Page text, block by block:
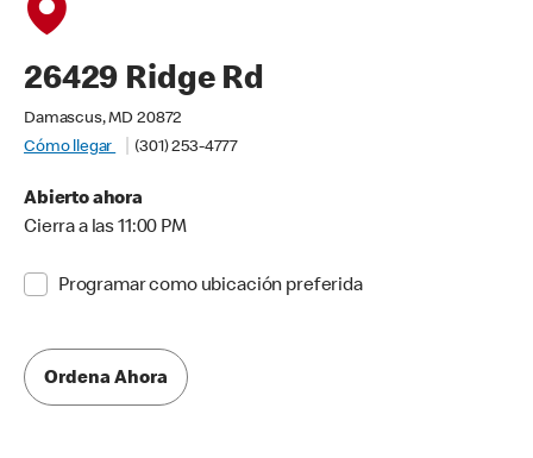
26429 Ridge Rd
Damascus, MD 20872
Cómo llegar
(301) 253-4777
Abierto ahora
Cierra a las 11:00 PM
Programar como ubicación preferida
Ordena Ahora